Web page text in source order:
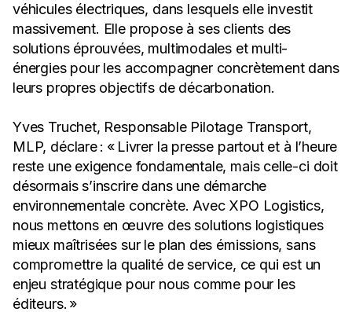
véhicules électriques, dans lesquels elle investit
massivement. Elle propose à ses clients des
solutions éprouvées, multimodales et multi-
énergies pour les accompagner concrètement dans
leurs propres objectifs de décarbonation.
Yves Truchet, Responsable Pilotage Transport,
MLP, déclare : « Livrer la presse partout et à l’heure
reste une exigence fondamentale, mais celle-ci doit
désormais s’inscrire dans une démarche
environnementale concrète. Avec XPO Logistics,
nous mettons en œuvre des solutions logistiques
mieux maîtrisées sur le plan des émissions, sans
compromettre la qualité de service, ce qui est un
enjeu stratégique pour nous comme pour les
éditeurs. »